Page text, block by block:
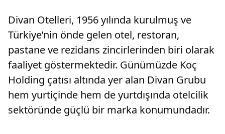
Divan Otelleri, 1956 yılında kurulmuş ve
Türkiye’nin önde gelen otel, restoran,
pastane ve rezidans zincirlerinden biri olarak
faaliyet göstermektedir. Günümüzde Koç
Holding çatısı altında yer alan Divan Grubu
hem yurtiçinde hem de yurtdışında otelcilik
sektöründe güçlü bir marka konumundadır.